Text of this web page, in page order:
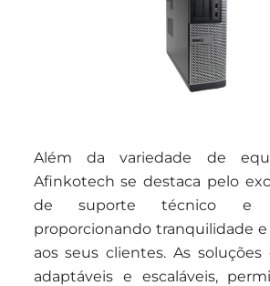
Além da variedade de
Afinkotech se destaca pelo
de suporte técnico e
proporcionando tranquilidade
aos seus clientes. As soluções
adaptáveis e escaláveis,